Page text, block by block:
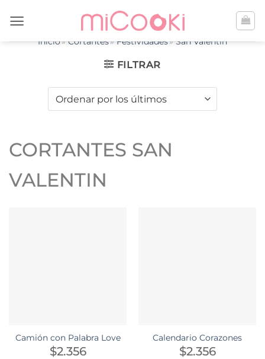
Inicio Cortantes Festividades San Valentín
FILTRAR
CORTANTES SAN
VALENTIN
Camión con Palabra Love
$2.356
Calendario Corazones
$2.356